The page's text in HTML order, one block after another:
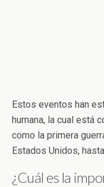
Estos eventos han
humana, la cual está
como la primera
Estados Unidos,
¿Cuál es la